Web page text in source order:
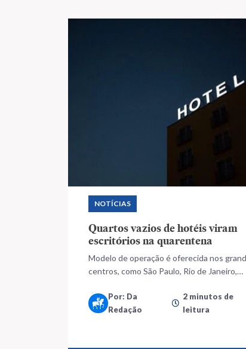
NOTÍCIAS
Quartos vazios de hotéis viram
escritórios na quarentena
Modelo de operação é oferecida nos
centros, como São Paulo, Rio de Janeiro,
demanda de escritórios
Por: Da
Redação
2 minutos de
leitura